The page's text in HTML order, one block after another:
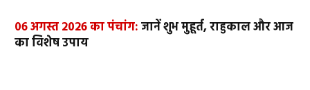
06 अगस्त 2026 का पंचांग:जानें शुभ मुहूर्त, राहुकाल और आज
का विशेष उपाय